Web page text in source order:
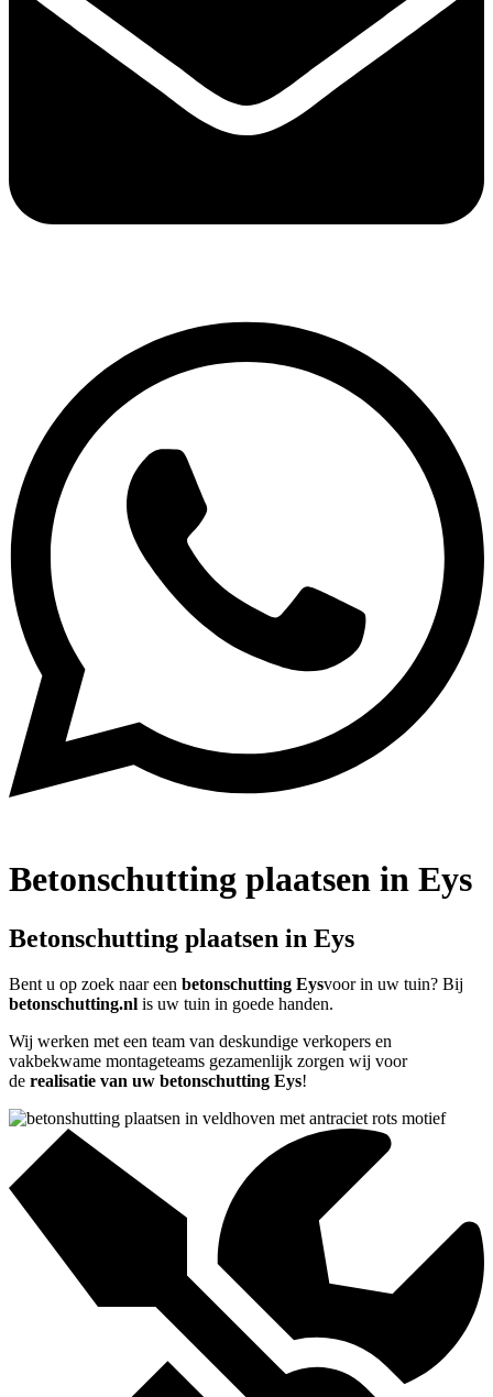
Betonschutting plaatsen in Eys
Betonschutting plaatsen in Eys
Bent u op zoek naar een betonschutting Eysvoor in uw tuin? Bij
betonschutting.nl is uw tuin in goede handen.
Wij werken met een team van deskundige verkopers en
vakbekwame montageteams gezamenlijk zorgen wij voor
de realisatie van uw betonschutting Eys!